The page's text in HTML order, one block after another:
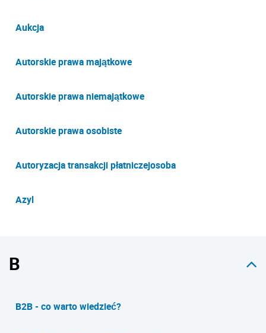
Aukcja
Autorskie prawa majątkowe
Autorskie prawa niemajątkowe
Autorskie prawa osobiste
Autoryzacja transakcji płatniczejosoba
Azyl
B
B2B - co warto wiedzieć?